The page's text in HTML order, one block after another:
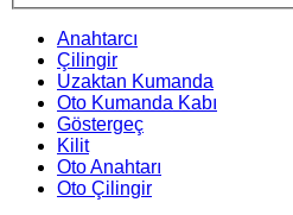
Anahtarcı
Çilingir
Uzaktan Kumanda
Oto Kumanda Kabı
Göstergeç
Kilit
Oto Anahtarı
Oto Çilingir